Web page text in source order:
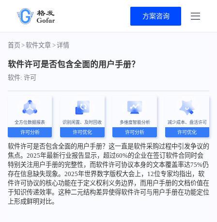
方案咨询
首页>软件文章 >详情
软件许可是否包含全面的用户手册？
软件: 许可
全方位数据报表
许可分析
识别闲置、及时回收
许可优化
多维度智能分析
许可分析
减少成本、盘活许可
许可优化
软件许可是否包含全面的用户手册？这一直是软件采购过程中引发争议的
焦点。2025年最新行业报告显示，超过60%的企业在签订软件合同时会
特别关注用户手册的完整性，而软件许可协议本身的文本覆盖率达75%仍
存在信息缺失现象。2025年世界数字版权大会上，12位专家均指出，软
件许可协议的核心功能在于定义权利义务边界，而用户手册的文档价值在
于知识传递效率。这种二元结构差异使得软件许可与用户手册在功能定位
上形成鲜明对比。